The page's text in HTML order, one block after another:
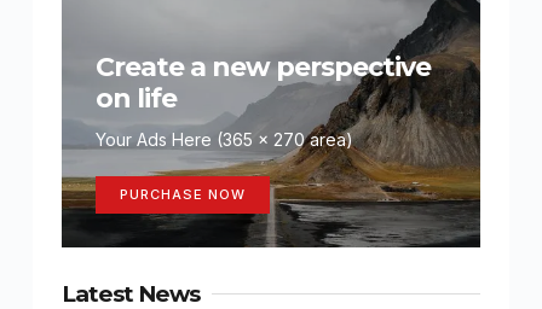
Create a new perspective
on life
Your Ads Here (365 x 270 area)
PURCHASE NOW
Latest News